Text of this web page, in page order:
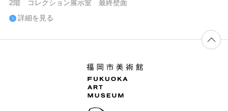
2階 コレクション展示室 最終壁面
詳細を見る